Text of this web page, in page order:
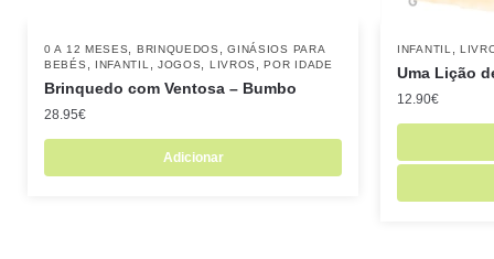
0 A 12 MESES BRINQUEDOS ,GINÁSIOS PARA
BEBÉS
INFANTIL JOGOS LIVROS ,POR IDADE
Brinquedo com Ventosa – Bumbo
28.95€
Adicionar
INFANTIL ,
Uma Lição
12.90€